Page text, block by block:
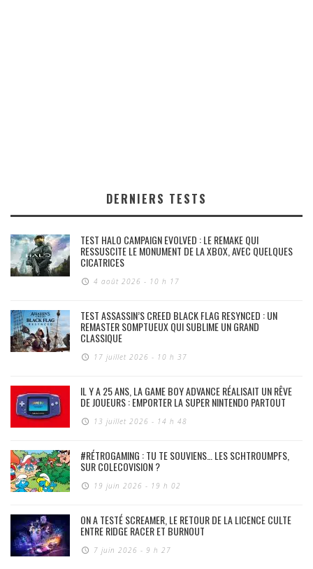
DERNIERS TESTS
TEST HALO CAMPAIGN EVOLVED : LE REMAKE QUI
RESSUSCITE LE MONUMENT DE LA XBOX, AVEC QUELQUES
CICATRICES
4 août 2026 - 10 h 17
TEST ASSASSIN’S CREED BLACK FLAG RESYNCED : UN
REMASTER SOMPTUEUX QUI SUBLIME UN GRAND
CLASSIQUE
17 juillet 2026 - 10 h 37
IL Y A 25 ANS, LA GAME BOY ADVANCE RÉALISAIT UN RÊVE
DE JOUEURS : EMPORTER LA SUPER NINTENDO PARTOUT
13 juillet 2026 - 14 h 48
#RÉTROGAMING : TU TE SOUVIENS… LES SCHTROUMPFS,
SUR COLECOVISION ?
19 juin 2026 - 19 h 02
ON A TESTÉ SCREAMER, LE RETOUR DE LA LICENCE CULTE
ENTRE RIDGE RACER ET BURNOUT
7 juin 2026 - 9 h 27